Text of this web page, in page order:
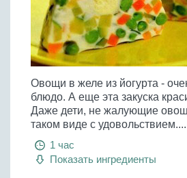
Овощи в желе из йогурта -
блюдо. А еще эта закуска
Даже дети, не жалующие
таком виде с удовольствием....
1 час
Показать ингредиенты